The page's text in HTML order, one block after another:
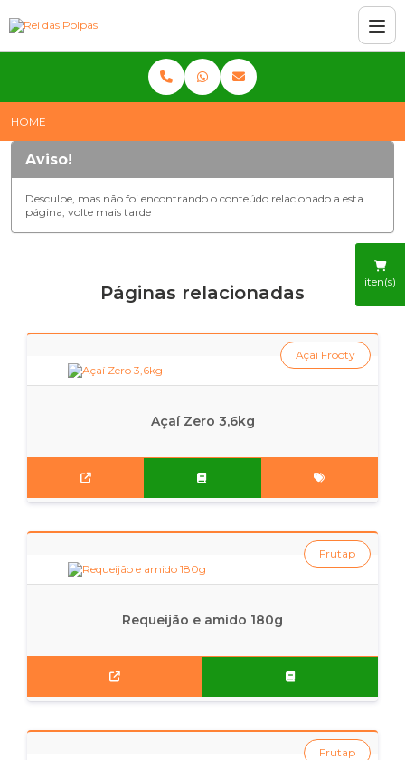
iten(s)
HOME
Aviso!
Desculpe, mas não foi encontrando o conteúdo relacionado a esta
página, volte mais tarde
Páginas relacionadas
Açaí Zero 3,6kg
Açaí Frooty
Requeijão e amido 180g
Frutap
Frutap